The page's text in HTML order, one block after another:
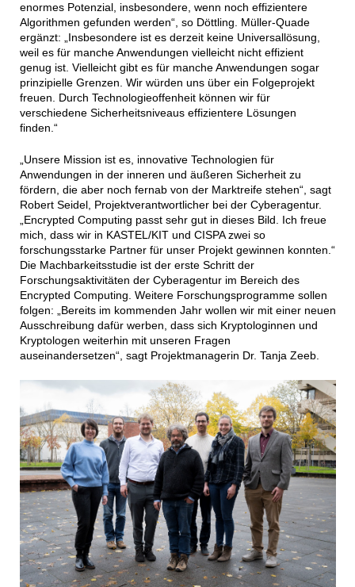
enormes Potenzial, insbesondere, wenn noch effizientere
Algorithmen gefunden werden“, so Döttling. Müller-Quade
ergänzt: „Insbesondere ist es derzeit keine Universallösung,
weil es für manche Anwendungen vielleicht nicht effizient
genug ist. Vielleicht gibt es für manche Anwendungen sogar
prinzipielle Grenzen. Wir würden uns über ein Folgeprojekt
freuen. Durch Technologieoffenheit können wir für
verschiedene Sicherheitsniveaus effizientere Lösungen
finden.“
„Unsere Mission ist es, innovative Technologien für
Anwendungen in der inneren und äußeren Sicherheit zu
fördern, die aber noch fernab von der Marktreife stehen“, sagt
Robert Seidel, Projektverantwortlicher bei der Cyberagentur.
„Encrypted Computing passt sehr gut in dieses Bild. Ich freue
mich, dass wir in KASTEL/KIT und CISPA zwei so
forschungsstarke Partner für unser Projekt gewinnen konnten.“
Die Machbarkeitsstudie ist der erste Schritt der
Forschungsaktivitäten der Cyberagentur im Bereich des
Encrypted Computing. Weitere Forschungsprogramme sollen
folgen: „Bereits im kommenden Jahr wollen wir mit einer neuen
Ausschreibung dafür werben, dass sich Kryptologinnen und
Kryptologen weiterhin mit unseren Fragen
auseinandersetzen“, sagt Projektmanagerin Dr. Tanja Zeeb.